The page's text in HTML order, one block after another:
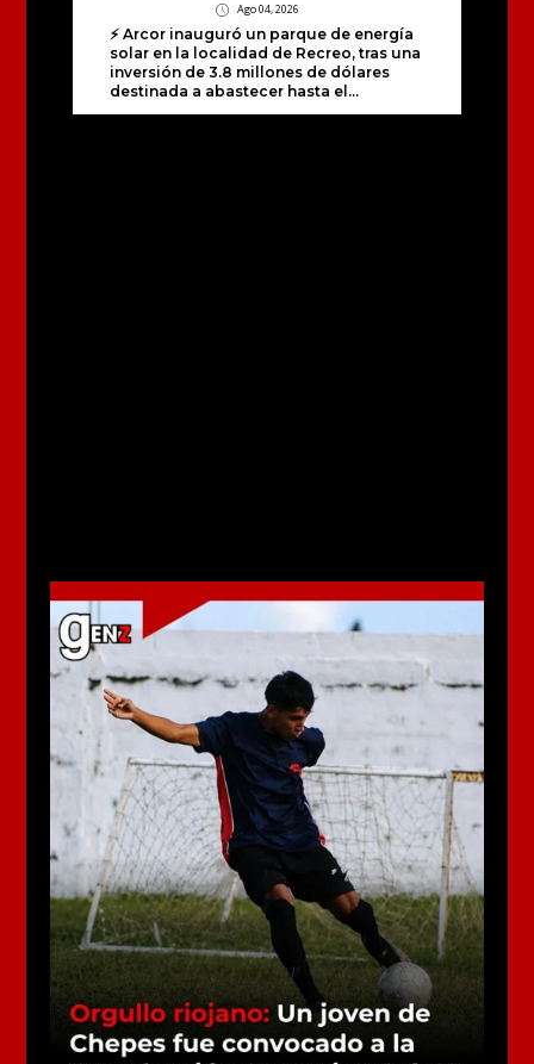
Ago 04, 2026
⚡ Arcor inauguró un parque de energía
solar en la localidad de Recreo, tras una
inversión de 3.8 millones de dólares
destinada a abastecer hasta el...